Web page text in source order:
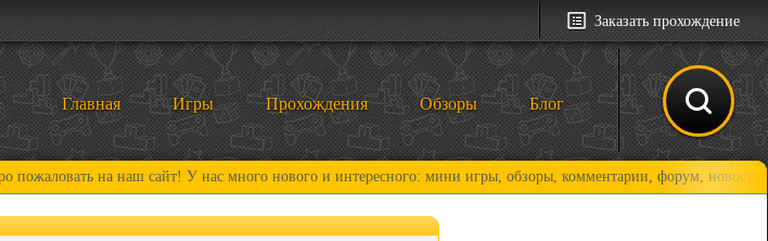
Заказать прохождение
Главная Игры Прохождения Обзоры Блог
на наш сайт! У нас много нового и интересного: мини игры, обзоры, комментарии, форум, новости и,